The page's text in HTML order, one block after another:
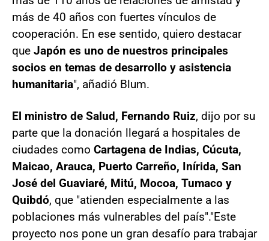
más de 40 años con fuertes vínculos de
cooperación. En ese sentido, quiero destacar
que Japón es uno de nuestros principales
socios en temas de desarrollo y asistencia
humanitaria", añadió Blum.
El ministro de Salud, Fernando Ruiz, dijo por su
parte que la donación llegará a hospitales de
ciudades como Cartagena de Indias, Cúcuta,
Maicao, Arauca, Puerto Carreño, Inírida, San
José del Guaviaré, Mitú, Mocoa, Tumaco y
Quibdó, que "atienden especialmente a las
poblaciones más vulnerables del país"."Este
proyecto nos pone un gran desafío para trabajar